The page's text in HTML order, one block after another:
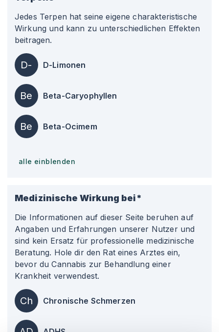
Jedes Terpen hat seine eigene charakteristische
Wirkung und kann zu unterschiedlichen Effekten
beitragen.
D- D-Limonen
Be Beta-Caryophyllen
Be Beta-Ocimem
alle einblenden
Medizinische Wirkung bei*
Die Informationen auf dieser Seite beruhen auf
Angaben und Erfahrungen unserer Nutzer und
sind kein Ersatz für professionelle medizinische
Beratung. Hole dir den Rat eines Arztes ein,
bevor du Cannabis zur Behandlung einer
Krankheit verwendest.
Ch Chronische Schmerzen